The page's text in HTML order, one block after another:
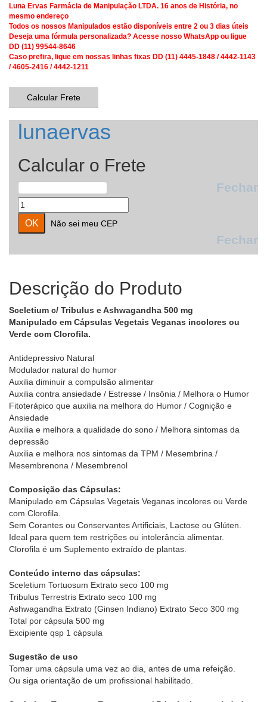
Luna Ervas Farmácia de Manipulação LTDA. 16 anos de História, no
mesmo endereço
Todos os nossos Manipulados estão disponíveis entre 2 ou 3 dias úteis
Deseja uma fórmula personalizada? Acesse nosso WhatsApp ou ligue
DD (11) 99544-8646
Caso prefira, ligue em nossas linhas fixas DD (11) 4445-1848 / 4442-1143
/ 4605-2416 / 4442-1211
Calcular Frete
lunaervas
Calcular o Frete
Fechar
Não sei meu CEP
Fechar
Descrição do Produto
Sceletium c/ Tribulus e Ashwagandha 500 mg
Manipulado em Cápsulas Vegetais Veganas incolores ou
Verde com Clorofila.
Antidepressivo Natural
Modulador natural do humor
Auxilia diminuir a compulsão alimentar
Auxilia contra ansiedade / Estresse / Insônia / Melhora o Humor
Fitoterápico que auxilia na melhora do Humor / Cognição e
Ansiedade
Auxilia e melhora a qualidade do sono / Melhora sintomas da
depressão
Auxilia e melhora nos sintomas da TPM / Mesembrina /
Mesembrenona / Mesembrenol
Composição das Cápsulas:
Manipulado em Cápsulas Vegetais Veganas incolores ou Verde
com Clorofila.
Sem Corantes ou Conservantes Artificiais, Lactose ou Glúten.
Ideal para quem tem restrições ou intolerância alimentar.
Clorofila é um Suplemento extraído de plantas.
Conteúdo interno das cápsulas:
Sceletium Tortuosum Extrato seco 100 mg
Tribulus Terrestris Extrato seco 100 mg
Ashwagandha Extrato (Ginsen Indiano) Extrato Seco 300 mg
Total por cápsula 500 mg
Excipiente qsp 1 cápsula
Sugestão de uso
Tomar uma cápsula uma vez ao dia, antes de uma refeição.
Ou siga orientação de um profissional habilitado.